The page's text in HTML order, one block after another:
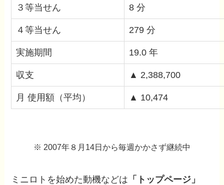
３等当せん 8 分
４等当せん 279 分
実施期間 19.0 年
収支 ▲ 2,388,700
月 使用額（平均） ▲ 10,474
※ 2007年８月14日から毎週かかさず継続中
ミニロトを始めた動機などは 「トップページ」